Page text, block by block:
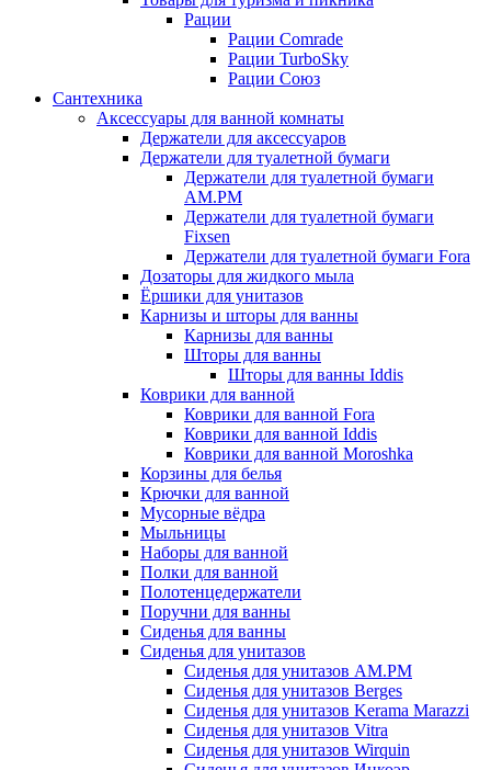
Рации
Рации Comrade
Рации TurboSky
Рации Союз
Сантехника
Аксессуары для ванной комнаты
Держатели для аксессуаров
Держатели для туалетной бумаги
Держатели для туалетной бумаги
AM.PM
Держатели для туалетной бумаги
Fixsen
Держатели для туалетной бумаги Fora
Дозаторы для жидкого мыла
Ёршики для унитазов
Карнизы и шторы для ванны
Карнизы для ванны
Шторы для ванны
Шторы для ванны Iddis
Коврики для ванной
Коврики для ванной Fora
Коврики для ванной Iddis
Коврики для ванной Moroshka
Корзины для белья
Крючки для ванной
Мусорные вёдра
Мыльницы
Наборы для ванной
Полки для ванной
Полотенцедержатели
Поручни для ванны
Сиденья для ванны
Сиденья для унитазов
Сиденья для унитазов AM.PM
Сиденья для унитазов Berges
Сиденья для унитазов Kerama Marazzi
Сиденья для унитазов Vitra
Сиденья для унитазов Wirquin